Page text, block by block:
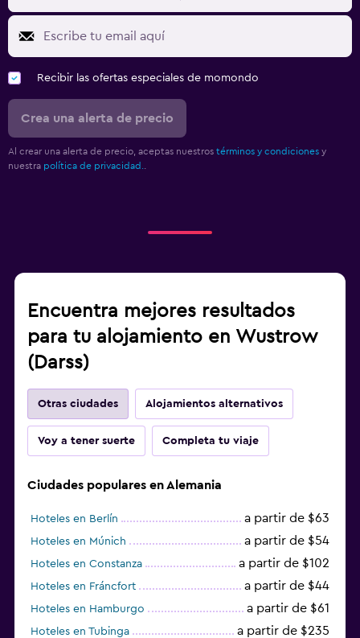
Recibir las ofertas especiales de momondo
Crea una alerta de precio
Al crear una alerta de precio, aceptas nuestros términos y condiciones y
nuestra política de privacidad.
Encuentra mejores resultados
para tu alojamiento en Wustrow
(Darss)
Otras ciudades Alojamientos alternativos
Voy a tener suerte Completa tu viaje
Ciudades populares en Alemania
Hoteles en Berlín a partir de $63
Hoteles en Múnich a partir de $54
Hoteles en Constanza a partir de $102
Hoteles en Fráncfort a partir de $44
Hoteles en Hamburgo a partir de $61
Hoteles en Tubinga a partir de $235